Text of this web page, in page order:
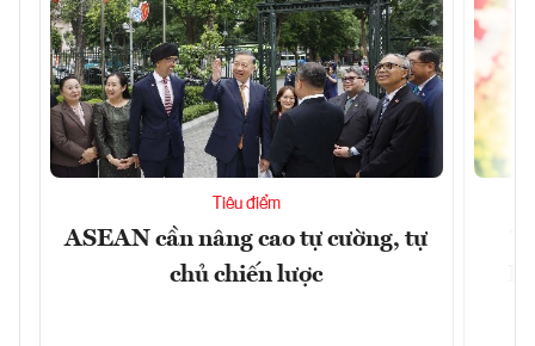
Tiêu điểm
ASEAN cần nâng cao tự cường, tự
chủ chiến lược